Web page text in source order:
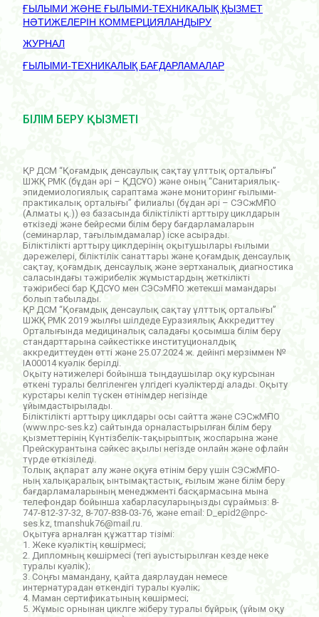
ҒЫЛЫМИ ЖӘНЕ ҒЫЛЫМИ-ТЕХНИКАЛЫҚ ҚЫЗМЕТ
НӘТИЖЕЛЕРІН КОММЕРЦИЯЛАНДЫРУ
ЖУРНАЛ
ҒЫЛЫМИ-ТЕХНИКАЛЫҚ БАҒДАРЛАМАЛАР
БІЛІМ БЕРУ ҚЫЗМЕТІ
ҚР ДСМ “Қоғамдық денсаулық сақтау ұлттық орталығы”
ШЖҚ РМК (бұдан әрі – ҚДСҰО) және оның “Санитариялық-
эпидемиологиялық сараптама және мониторинг ғылыми-
практикалық орталығы” филиалы (бұдан әрі – СЭСжМҒПО
(Алматы қ.)) өз базасында біліктілікті арттыру циклдарын
өткізеді және бейресми білім беру бағдарламаларын
(семинарлар, тағылымдамалар) іске асырады.
Біліктілікті арттыру циклдерінің оқытушылары ғылыми
дәрежелері, біліктілік санаттары және қоғамдық денсаулық
сақтау, қоғамдық денсаулық және зертханалық диагностика
саласындағы тәжірибелік жұмыстардың жеткілікті
тәжірибесі бар ҚДСҰО мен СЭСэМҒПО жетекші мамандары
болып табылады.
ҚР ДСМ “Қоғамдық денсаулық сақтау ұлттық орталығы”
ШЖҚ РМК 2019 жылғы шілдеде Еуразиялық Аккредиттеу
Орталығында медициналық саладағы қосымша білім беру
стандарттарына сәйкестікке институционалдық
аккредиттеуден өтті және 25.07.2024 ж. дейінгі мерзіммен №
IA00014 куәлік берілді.
Оқыту нәтижелері бойынша тыңдаушылар оқу курсынан
өткені туралы белгіленген үлгідегі куәліктерді алады. Оқыту
курстары келіп түскен өтінімдер негізінде
ұйымдастырылады.
Біліктілікті арттыру циклдары осы сайтта және СЭСжМҒПО
(www.npc-ses.kz) сайтында орналастырылған білім беру
қызметтерінің Күнтізбелік-тақырыптық жоспарына және
Прейскурантына сәйкес ақылы негізде онлайн және офлайн
түрде өткізіледі.
Толық ақпарат алу және оқуға өтінім беру үшін СЭСжМҒПО-
ның халықаралық ынтымақтастық, ғылым және білім беру
бағдарламаларының менеджменті басқармасына мына
телефондар бойынша хабарласуларыңызды сұраймыз: 8-
747-812-37-32, 8-707-838-03-76, және email: D_epid2@npc-
ses.kz, tmanshuk76@mail.ru.
Оқытуға арналған құжаттар тізімі:
1. Жеке куәліктің көшірмесі;
2. Дипломның көшірмесі (тегі ауыстырылған кезде неке
туралы куәлік);
3. Соңғы мамандану, қайта даярлаудан немесе
интернатурадан өткендігі туралы куәлік;
4. Маман сертификатының көшірмесі;
5. Жұмыс орнынан циклге жіберу туралы бұйрық (ұйым оқу